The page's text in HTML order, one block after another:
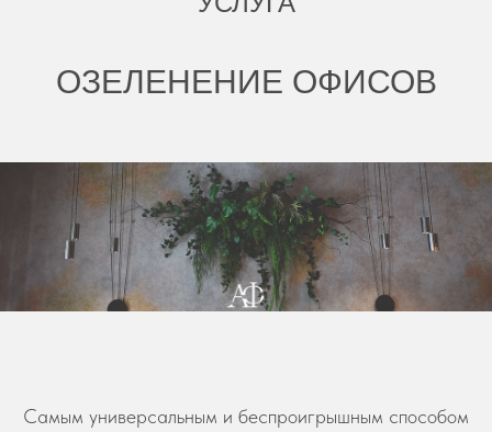
ОЗЕЛЕНЕНИЕ ОФИСОВ
Самым универсальным и беспроигрышным способом